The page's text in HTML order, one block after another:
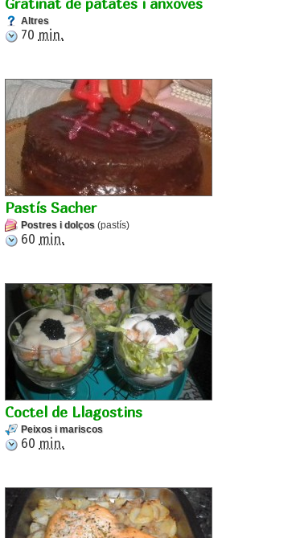
Gratinat de patates i anxoves
Altres
70 min.
Pastís Sacher
Postres i dolços (pastís)
60 min.
Coctel de Llagostins
Peixos i mariscos
60 min.